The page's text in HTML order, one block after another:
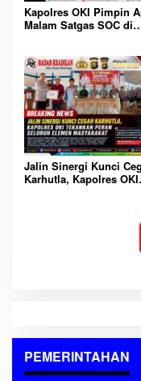
Kapolres OKI Pimpin
Malam Satgas SOC di
Tawuran
Jalin Sinergi Kunci
Karhutla, Kapolres OKI
PEMERINTAHAN